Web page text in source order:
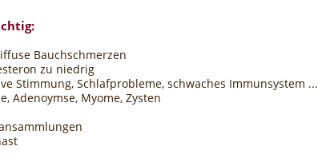
Bauchschmerzen
zu niedrig
Stimmung, Schlafprobleme, schwaches Immunsystem ...
Adenoymse, Myome, Zysten